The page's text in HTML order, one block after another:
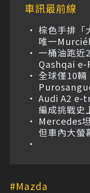
車訊最前線
棕色手排「
唯一
一桶油跑近
Qashqai e-
全球僅10
Audi A2 e-
編成挑戰史
Mercedes
但車內大螢
Mazda